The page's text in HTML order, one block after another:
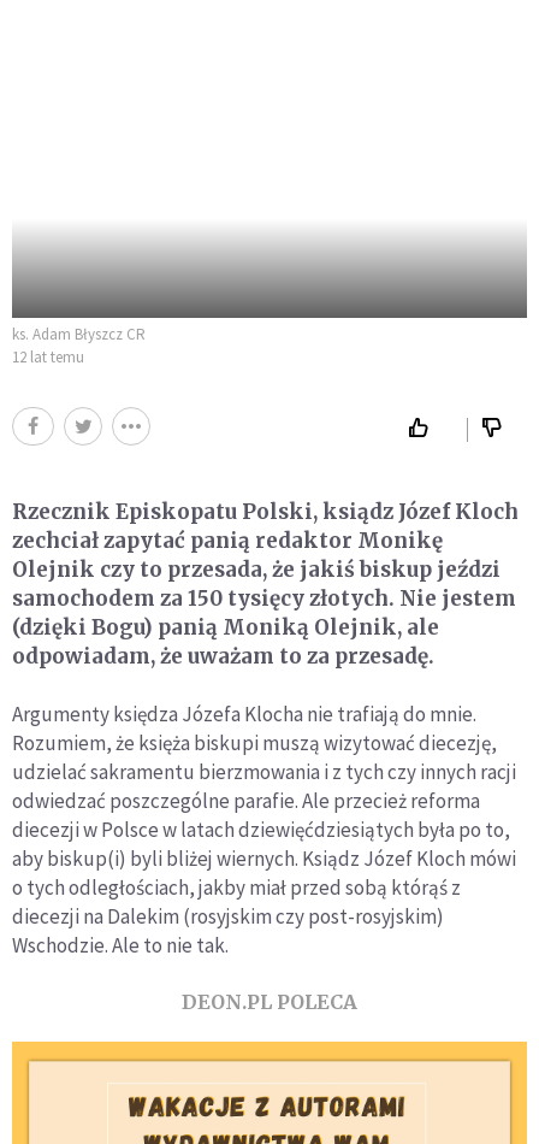
ks. Adam Błyszcz CR
12 lat temu
Rzecznik Episkopatu Polski, ksiądz Józef Kloch
zechciał zapytać panią redaktor Monikę
Olejnik czy to przesada, że jakiś biskup jeździ
samochodem za 150 tysięcy złotych. Nie jestem
(dzięki Bogu) panią Moniką Olejnik, ale
odpowiadam, że uważam to za przesadę.
Argumenty księdza Józefa Klocha nie trafiają do mnie.
Rozumiem, że księża biskupi muszą wizytować diecezję,
udzielać sakramentu bierzmowania i z tych czy innych racji
odwiedzać poszczególne parafie. Ale przecież reforma
diecezji w Polsce w latach dziewięćdziesiątych była po to,
aby biskup(i) byli bliżej wiernych. Ksiądz Józef Kloch mówi
o tych odległościach, jakby miał przed sobą którąś z
diecezji na Dalekim (rosyjskim czy post-rosyjskim)
Wschodzie. Ale to nie tak.
DEON.PL POLECA